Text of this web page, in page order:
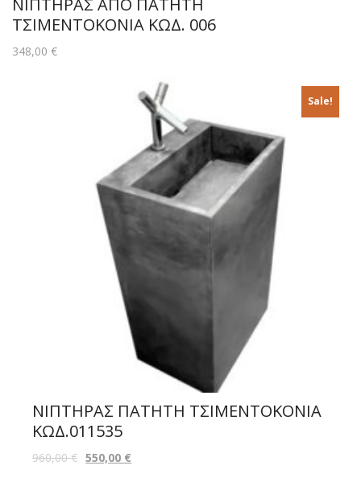
ΤΣΙΜΕΝΤΟΚΟΝΙΑ ΚΩΔ. 006
348,00 €
Sale!
ΝΙΠΤΗΡΑΣ ΠΑΤΗΤΗ ΤΣΙΜΕΝΤΟΚΟΝΙΑ
ΚΩΔ.011535
960,00€ 550,00 €